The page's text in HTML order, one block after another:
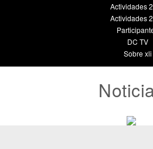
Actividades
Actividades
DC TV
Sobre xli